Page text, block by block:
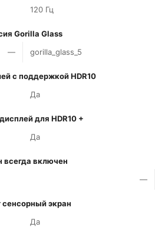
120 Гц
Gorilla Glass
—
gorilla_glass_5
с поддержкой HDR10
Да
для HDR10 +
Да
всегда включен
—
экран
Да